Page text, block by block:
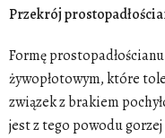
Przekrój
Formę
żywopłotowym, które
związek z brakiem
jest z tego powodu gorzej